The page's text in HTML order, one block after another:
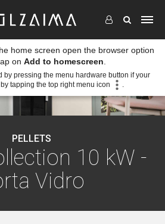
PELLETS
10 kW -
Vidro
home screen open the browser option
on Add to homescreen
by pressing the menu hardware button if your
tapping the top right menu icon
.